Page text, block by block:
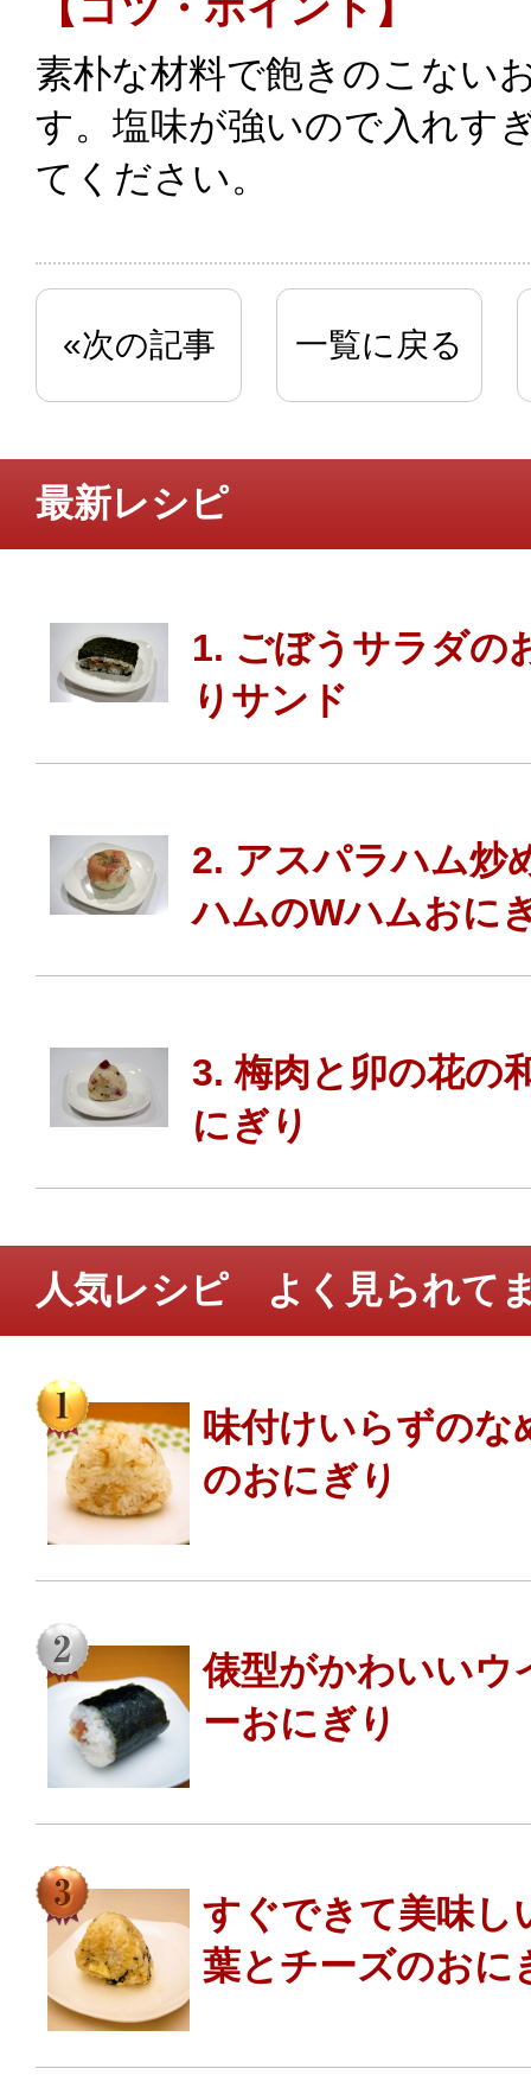
素朴な材料で飽きのこない
す。塩味が強いので入れす
てください。
«次の記事 一覧に戻る
最新レシピ
1. ごぼうサラダの
りサンド
2. アスパラハム炒
ハムのWハムおに
3. 梅肉と卯の花の
にぎり
人気レシピ よく見られて
味付けいらずのな
のおにぎり
俵型がかわいいウ
ーおにぎり
すぐできて美味し
葉とチーズのおに